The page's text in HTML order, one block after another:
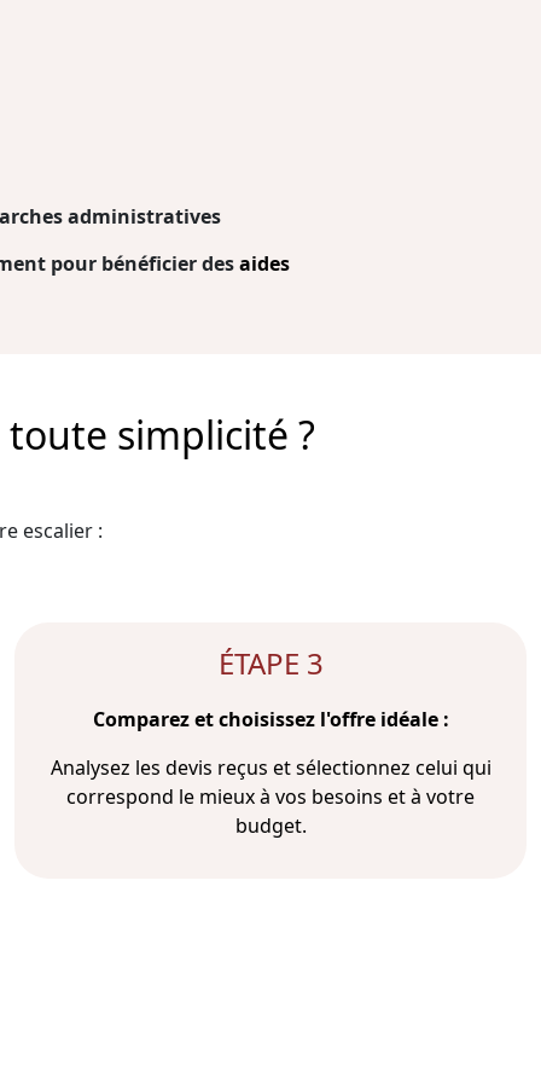
administratives
pour bénéficier desaides
simplicité ?
escalier :
ÉTAPE 3
Comparez et choisissez l'offre idéale :
Analysez les devis reçus et sélectionnez celui qui
correspond le mieux à vos besoins et à votre
budget.